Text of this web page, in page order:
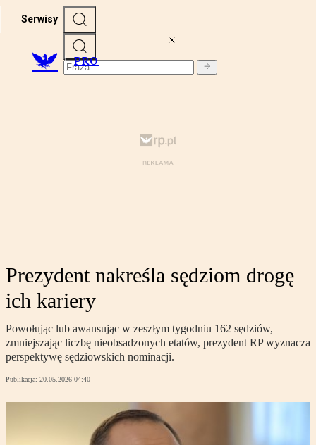
Serwisy
PRO
Prezydent nakreśla sędziom drogę
ich kariery
Powołując lub awansując w zeszłym tygodniu 162 sędziów,
zmniejszając liczbę nieobsadzonych etatów, prezydent RP wyznacza
perspektywę sędziowskich nominacji.
Publikacja: 20.05.2026 04:40